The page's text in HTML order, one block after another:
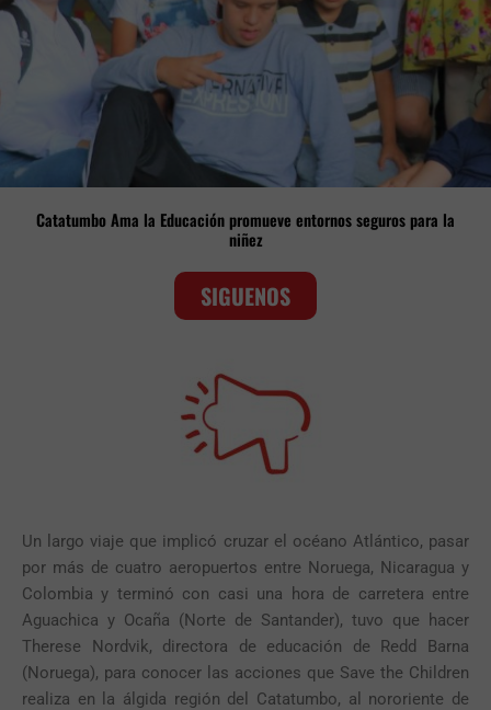
Catatumbo Ama la Educación promueve entornos seguros para la
niñez
SIGUENOS
Un largo viaje que implicó cruzar el océano Atlántico, pasar
por más de cuatro aeropuertos entre Noruega, Nicaragua y
Colombia y terminó con casi una hora de carretera entre
Aguachica y Ocaña (Norte de Santander), tuvo que hacer
Therese
Nordvik, directora de educación de Redd
Barna
(Noruega), para conocer las acciones que Save the Children
realiza en la álgida región del Catatumbo, al nororiente de